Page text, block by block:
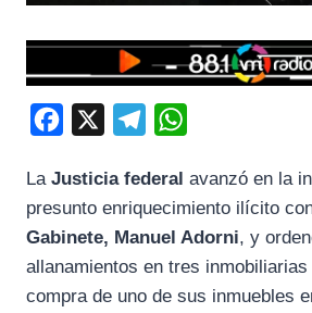
c
e
b
l
e
g
a
t
s
La Justicia federal avanzó en la
presunto enriquecimiento ilícito
Gabinete, Manuel Adorni, y
allanamientos en tres
compra de uno de sus inmuebles